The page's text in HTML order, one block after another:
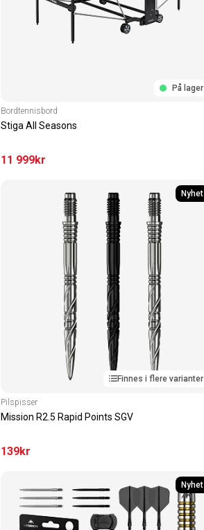
På lager
Bordtennisbord
Stiga All Seasons
11 999kr
Nyhet
Finnes i flere varianter
Pilspisser
Mission R2.5 Rapid Points SGV
139kr
Nyhet